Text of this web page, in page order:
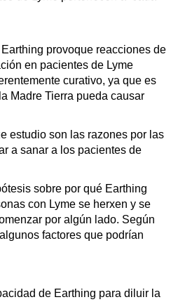
provoque reacciones de
en pacientes de Lyme
curativo, ya que es
Madre Tierra pueda causar
estudio son las razones por las
a sanar a los pacientes de
sobre por qué Earthing
con Lyme se herxen y se
por algún lado. Según
factores que podrían
de Earthing para diluir la